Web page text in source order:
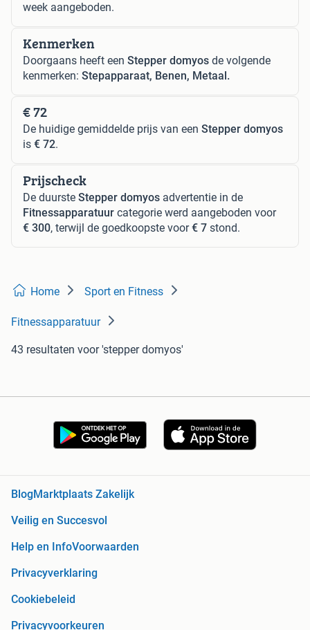
week aangeboden.
Kenmerken
Doorgaans heeft een Stepper domyos de volgende
kenmerken: Stepapparaat, Benen, Metaal.
€ 72
De huidige gemiddelde prijs van een Stepper domyos
is € 72.
Prijscheck
De duurste Stepper domyos advertentie in de
Fitnessapparatuur categorie werd aangeboden voor
€ 300, terwijl de goedkoopste voor€ 7 stond.
Home Sport en Fitness
Fitnessapparatuur
43 resultaten voor 'stepper domyos'
Blog Marktplaats Zakelijk
Veilig en Succesvol
Help en InfoVoorwaarden
Privacyverklaring
Cookiebeleid
Privacyvoorkeuren